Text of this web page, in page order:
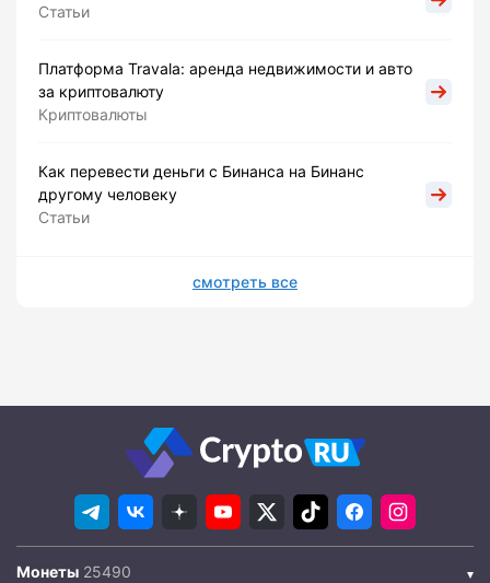
Статьи
Платформа Travala: аренда недвижимости и авто
за криптовалюту
Криптовалюты
Как перевести деньги с Бинанса на Бинанс
другому человеку
Статьи
смотреть все
Монеты